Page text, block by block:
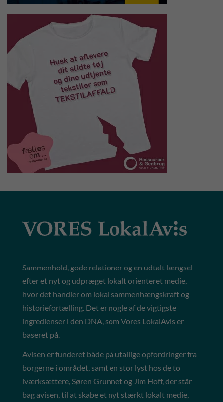
Sammenhold, gode relationer og en udtalt længsel
efter et nyt og udpræget lokalt orienteret medie,
hvor det handler om lokal sammenhængskraft og
historiefortælling. Det er nogle af de vigtigste
ingredienser i den DNA, som Vores LokalAvis er
baseret på.
Avisen er funderet både på utallige opfordringer fra
borgerne i området, samt en stor lyst hos de to
iværksættere, Søren Grunnet og Jim Hoff, der står
bag avisen, til at skabe et nyt stærkt lokalt medie,